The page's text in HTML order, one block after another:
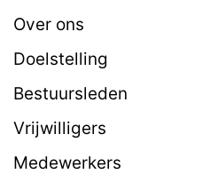
Over ons
Doelstelling
Bestuursleden
Vrijwilligers
Medewerkers